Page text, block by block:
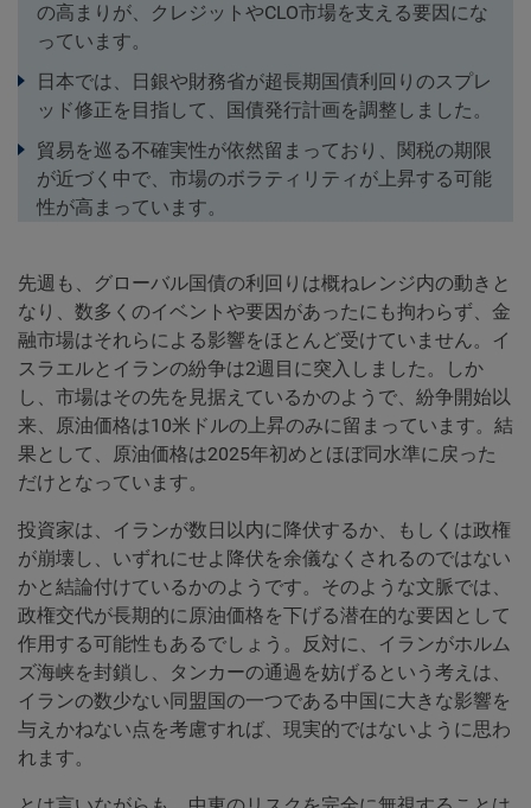
の高まりが、クレジットやCLO市場を支える要因にな
っています。
日本では、日銀や財務省が超長期国債利回りのスプレ
ッド修正を目指して、国債発行計画を調整しました。
貿易を巡る不確実性が依然留まっており、関税の期限
が近づく中で、市場のボラティリティが上昇する可能
性が高まっています。
先週も、グローバル国債の利回りは概ねレンジ内の動きと
なり、数多くのイベントや要因があったにも拘わらず、金
融市場はそれらによる影響をほとんど受けていません。イ
スラエルとイランの紛争は2週目に突入しました。しか
し、市場はその先を見据えているかのようで、紛争開始以
来、原油価格は10米ドルの上昇のみに留まっています。結
果として、原油価格は2025年初めとほぼ同水準に戻った
だけとなっています。
投資家は、イランが数日以内に降伏するか、もしくは政権
が崩壊し、いずれにせよ降伏を余儀なくされるのではない
かと結論付けているかのようです。そのような文脈では、
政権交代が長期的に原油価格を下げる潜在的な要因として
作用する可能性もあるでしょう。反対に、イランがホルム
ズ海峡を封鎖し、タンカーの通過を妨げるという考えは、
イランの数少ない同盟国の一つである中国に大きな影響を
与えかねない点を考慮すれば、現実的ではないように思わ
れます。